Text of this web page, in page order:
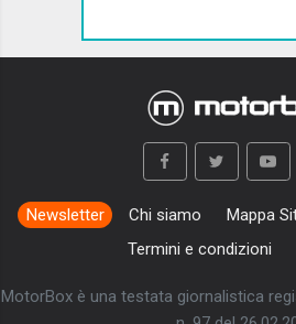
Newsletter Chi siamo Mappa
Termini e condizioni
MotorBox è una testata giornalistica